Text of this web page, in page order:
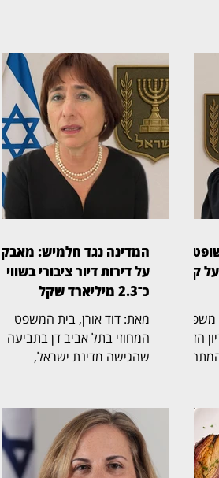
קור
בית משפט
הזה
המדינה נגד חלמיש: מאבק
על דירות דיור ציבורי בשווי
כ־2.3 מיליארד שקל
מאת: דוד אורן, בית המשפט
המחוזי בתל אביב דן בתביעה
שהגישה מדינת ישראל,
הממשלתית־עירונית לדיור,
לשיקום ולהתחדשות שכונות
אביב־יפו. התיק הובא בפני
השופטת הדסה אסיף (בצילום),